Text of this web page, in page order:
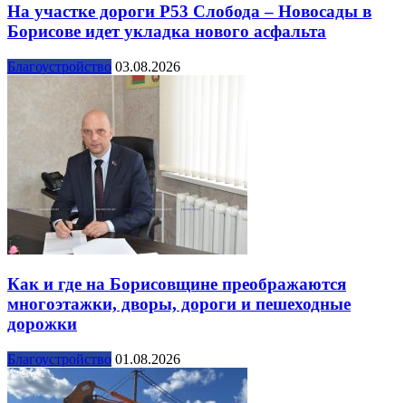
На участке дороги Р53 Слобода – Новосады в
Борисове идет укладка нового асфальта
Благоустройство 03.08.2026
Как и где на Борисовщине преображаются
многоэтажки, дворы, дороги и пешеходные
дорожки
Благоустройство 01.08.2026